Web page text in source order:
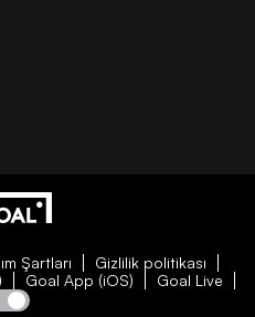
Şartları
Gizlilik politikası
Goal App (iOS) Goal Live